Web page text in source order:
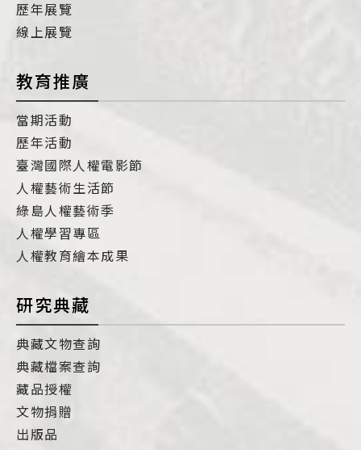
歷年展覽
線上展覽
教育推廣
當期活動
歷年活動
臺灣國際人權電影節
人權藝術生活節
綠島人權藝術季
人權學習專區
人權教育繪本成果
研究典藏
典藏文物查詢
典藏檔案查詢
藏品授權
文物捐贈
出版品